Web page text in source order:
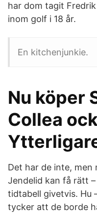
har dom tagit
inom golf i 18 år.
En kitchenjunkie.
Nu köper
Collea
Det har de inte, men
Jendelid kan få rätt
tidtabell givetvis. Hu
tycker att de borde